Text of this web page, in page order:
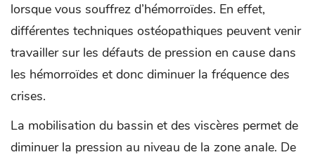
lorsque vous souffrez d’hémorroïdes. En effet,
différentes techniques ostéopathiques peuvent venir
travailler sur les défauts de pression en cause dans
les hémorroïdes et donc diminuer la fréquence des
crises.
La mobilisation du bassin et des viscères permet de
diminuer la pression au niveau de la zone anale. De